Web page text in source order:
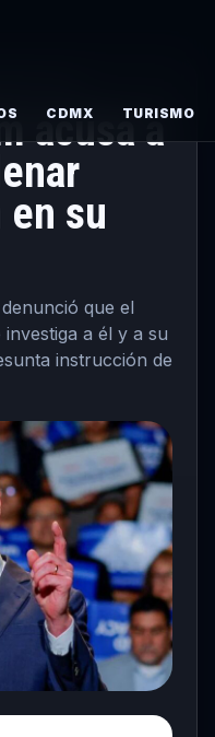
CDMX TURISMO
acusa a
su
que el
a él y a su
instrucción de